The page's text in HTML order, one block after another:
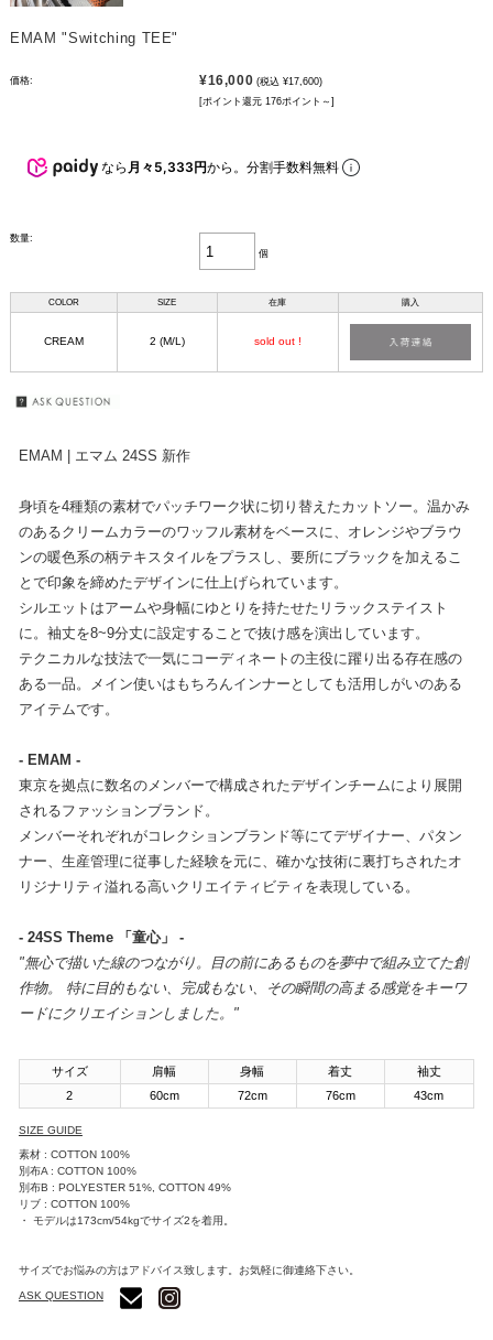
EMAM "Switching TEE"
価格: ¥16,000 (税込 ¥17,600)
[ポイント還元 176ポイント～]
なら 月々5,333円から。分割手数料無料
数量:
個
COLOR SIZE 在庫 購入
CREAM 2 (M/L) sold out !
EMAM | エマム 24SS 新作
身頃を4種類の素材でパッチワーク状に切り替えたカットソー。温かみ
のあるクリームカラーのワッフル素材をベースに、オレンジやブラウ
ンの暖色系の柄テキスタイルをプラスし、要所にブラックを加えるこ
とで印象を締めたデザインに仕上げられています。
シルエットはアームや身幅にゆとりを持たせたリラックステイスト
に。袖丈を8~9分丈に設定することで抜け感を演出しています。
テクニカルな技法で一気にコーディネートの主役に躍り出る存在感の
ある一品。メイン使いはもちろんインナーとしても活用しがいのある
アイテムです。
- EMAM -
東京を拠点に数名のメンバーで構成されたデザインチームにより展開
されるファッションブランド。
メンバーそれぞれがコレクションブランド等にてデザイナー、パタン
ナー、生産管理に従事した経験を元に、確かな技術に裏打ちされたオ
リジナリティ溢れる高いクリエイティビティを表現している。
- 24SS Theme 「童心」 -
"無心で描いた線のつながり。目の前にあるものを夢中で組み立てた創
作物。 特に目的もない、完成もない、その瞬間の高まる感覚をキーワ
ードにクリエイションしました。"
サイズ 肩幅 身幅 着丈
袖丈
2
60cm 72cm 76cm 43cm
SIZE GUIDE
素材 : COTTON 100%
別布A : COTTON 100%
別布B : POLYESTER 51%, COTTON 49%
リブ : COTTON 100%
・ モデルは173cm/54kgでサイズ2を着用。
サイズでお悩みの方はアドバイス致します。お気軽に御連絡下さい。
ASK QUESTION